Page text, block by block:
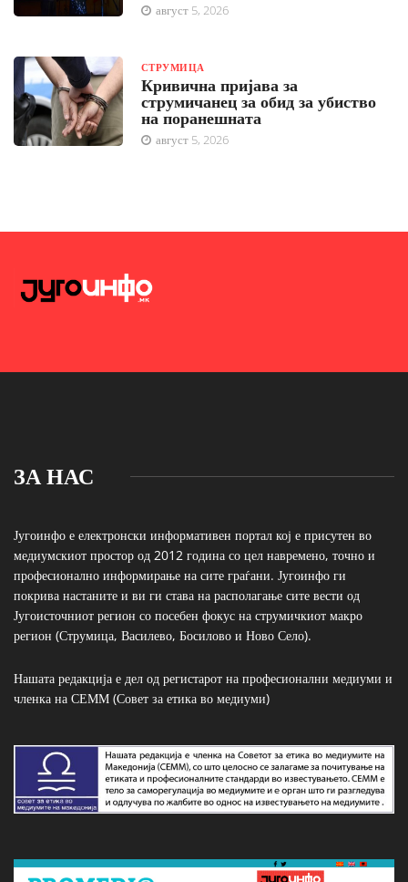
август 5, 2026
СТРУМИЦА
Кривична пријава за
струмичанец за обид за убиство
на поранешната
август 5, 2026
ЗА НАС
Југоинфо е електронски информативен портал кој е присутен во
медиумскиот простор од 2012 година со цел навремено, точно и
професионално информирање на сите граѓани. Југоинфо ги
покрива настаните и ви ги става на располагање сите вести од
Југоисточниот регион со посебен фокус на струмичкиот макро
регион (Струмица, Василево, Босилово и Ново Село).
Нашата редакција е дел од регистарот на професионални медиуми и
членка на СЕММ (Совет за етика во медиуми)